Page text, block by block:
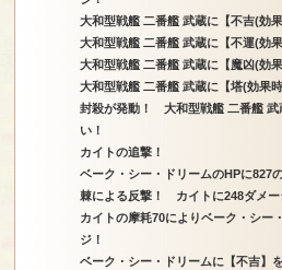
大和型戦艦 二番艦 武蔵に【不吉(効
大和型戦艦 二番艦 武蔵に【不運(効
大和型戦艦 二番艦 武蔵に【魔凶(効
大和型戦艦 二番艦 武蔵に【塔(効果
封殺が発動！ 大和型戦艦 二番艦 武
い！
カイトの追撃！
ベーク・シー・ドリームのHPに827
棘による反撃！ カイトに248ダメー
カイトの摩耗70によりベーク・シー
ジ！
ベーク・シー・ドリームに【不吉】